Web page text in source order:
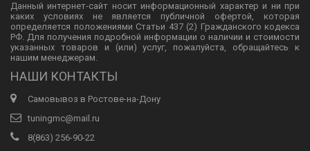
Данный интернет-сайт носит информационный характер и ни при
каких условиях не является публичной офертой, которая
определяется положениями Статьи 437 (2) Гражданского кодекса
РФ. Для получения подробной информации о наличии и стоимости
указанных товаров и (или) услуг, пожалуйста, обращайтесь к
нашим менеджерам.
НАШИ КОНТАКТЫ
Самовывоз в Ростове-на-Дону
tuningmc@mail.ru
8(863) 256-90-22